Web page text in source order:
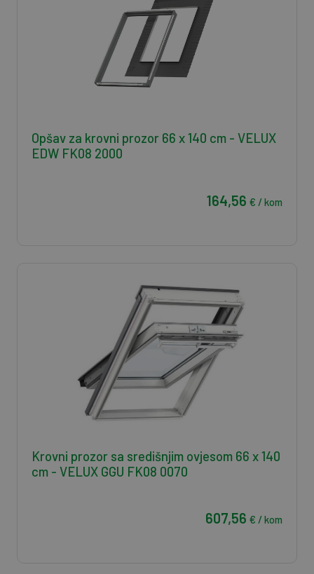
Opšav za krovni prozor 66 x 140 cm - VELUX
EDW FK08 2000
164,56 € / kom
Krovni prozor sa središnjim ovjesom 66 x 140
cm - VELUX GGU FK08 0070
607,56 € / kom